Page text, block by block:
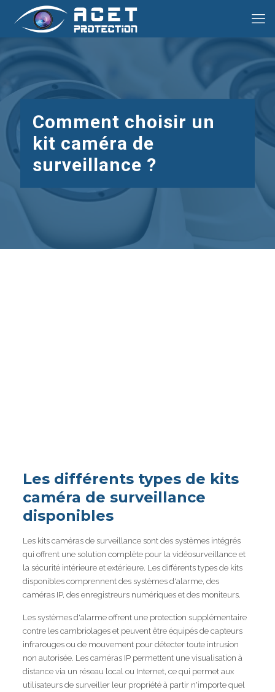
Comment choisir un
kit caméra de
surveillance ?
Les différents types de kits
caméra de surveillance
disponibles
Les kits caméras de surveillance sont des systèmes intégrés
qui offrent une solution complète pour la vidéosurveillance et
la sécurité intérieure et extérieure. Les différents types de kits
disponibles comprennent des systèmes d'alarme, des
caméras IP, des enregistreurs numériques et des moniteurs.
Les systèmes d'alarme offrent une protection supplémentaire
contre les cambriolages et peuvent être équipés de capteurs
infrarouges ou de mouvement pour détecter toute intrusion
non autorisée. Les caméras IP permettent une visualisation à
distance via un réseau local ou Internet, ce qui permet aux
utilisateurs de surveiller leur propriété à partir n'importe quel